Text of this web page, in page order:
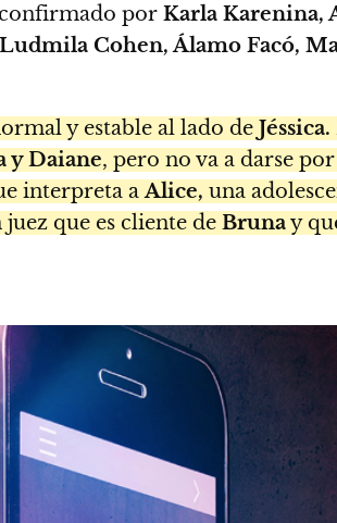
confirmado por Karla Karenina,
Cohen, Álamo Facó,
y estable al lado de Jéssica.
y Daiane, pero no va a darse
interpreta aAlice, una
juez que es cliente de Brunay